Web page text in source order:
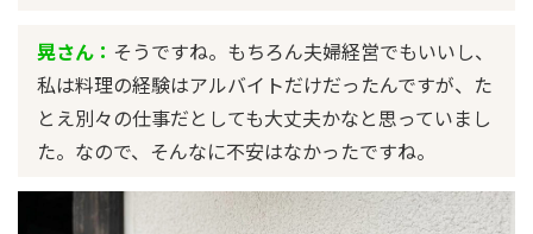
晃さん： そうですね。もちろん夫婦経営でもいいし、
私は料理の経験はアルバイトだけだったんですが、た
とえ別々の仕事だとしても大丈夫かなと思っていまし
た。なので、そんなに不安はなかったですね。